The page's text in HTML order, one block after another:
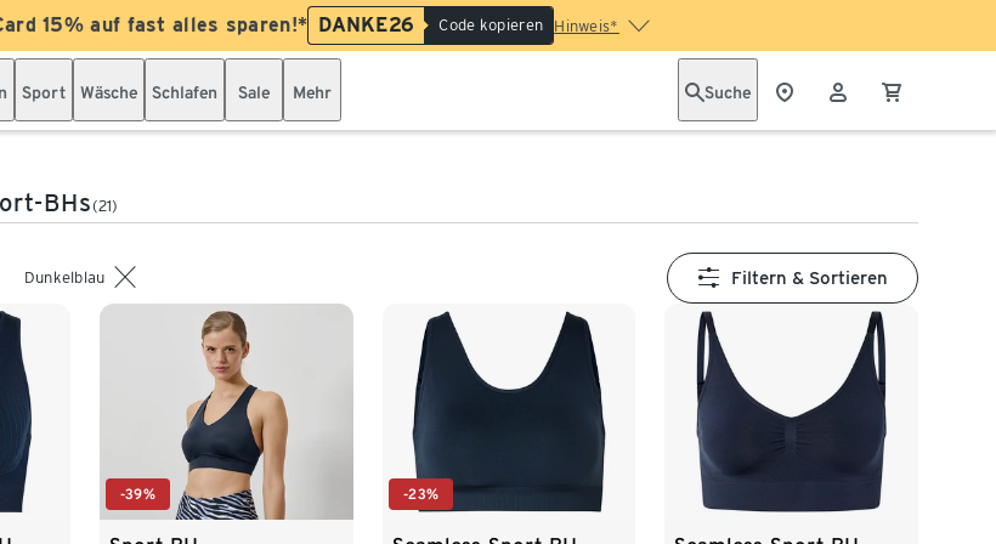
15% auf fast alles sparen!* DANKE26 Code kopieren Hinweis*
Sport Wäsche Schlafen Sale Mehr Suche
BHs(21)
Dunkelblau Filtern & Sortieren
-39% -23%